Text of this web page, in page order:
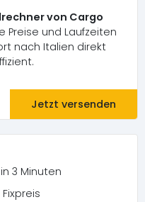
von Cargo
Preise und Laufzeiten
nach Italien direkt
Jetzt versenden
3 Minuten